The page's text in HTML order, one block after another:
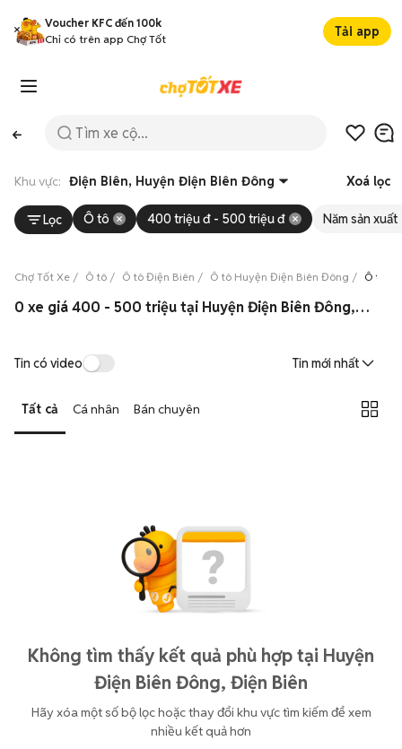
Voucher KFC đến 100k
Chỉ có trên app Chợ Tốt
Tải app
Khu vực: Điện Biên, Huyện Điện Biên Đông Xoá lọc
Lọc Ô tô 400 triệu đ - 500 triệu đ Năm sản xuất
Chợ Tốt Xe Ô tô Ô tô Điện Biên Ô tô Huyện Điện Biên Đông Ô tô
0 xe giá 400 - 500 triệu tại Huyện Điện Biên Đông, Điện Biên 08/2026
Tin có video Tin mới nhất
Tất cả Cá nhân Bán chuyên
Không tìm thấy kết quả phù hợp tại Huyện
Điện Biên Đông, Điện Biên
Hãy xóa một số bộ lọc hoặc thay đổi khu vực tìm kiếm để xem
nhiều kết quả hơn